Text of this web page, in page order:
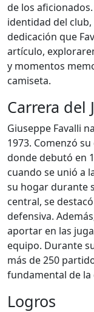
de los
identidad del
dedicación que
artículo,
y momentos
camiseta.
Carrera del
Giuseppe Favalli
1973. Comenzó
donde debutó en
cuando se unió a
su hogar durante
central, se
defensiva.
aportar en las
equipo. Durante
más de 250
fundamental de la
Logros